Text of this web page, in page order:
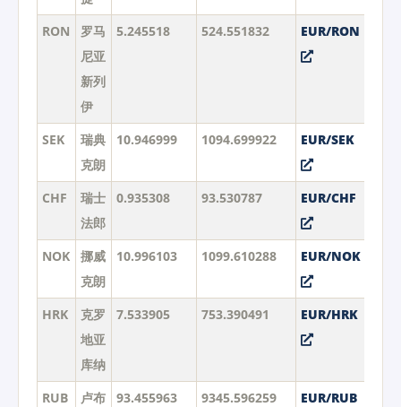
RON
罗马
尼亚
新列
伊
5.245518 524.551832 EUR/RON
SEK
瑞典
克朗
10.946999 1094.699922 EUR/SEK
CHF
瑞士
法郎
0.935308 93.530787 EUR/CHF
NOK
挪威
克朗
10.996103 1099.610288 EUR/NOK
HRK
克罗
地亚
库纳
7.533905 753.390491 EUR/HRK
RUB 卢布 93.455963 9345.596259 EUR/RUB